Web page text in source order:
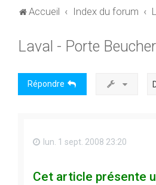
Accueil Index du forum
Laval - Porte
Répondre
lun. 1 sept. 2008 23:20
Cet article présente